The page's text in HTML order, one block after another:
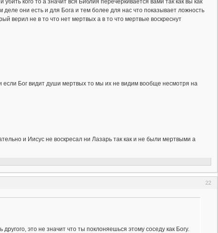
они есть и для Бога и тем более для нас что показывает ложность
верил не в то что нет мертвых а в то что мертвые воскреснут
Бог видит души мертвых то мы их не видим вообще несмотря на
и Иисус не воскресал ни Лазарь так как и не были мертвыми а
22
это не значит что ты поклоняешься этому соседу как Богу.